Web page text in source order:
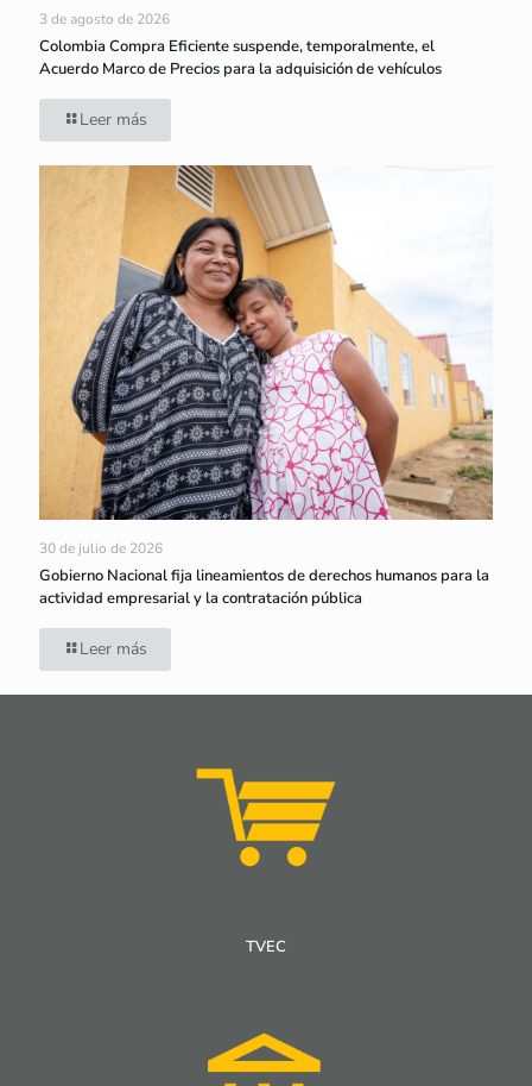
3 de agosto de 2026
Colombia Compra Eficiente suspende, temporalmente, el
Acuerdo Marco de Precios para la adquisición de vehículos
Leer más
30 de julio de 2026
Gobierno Nacional fija lineamientos de derechos humanos para la
actividad empresarial y la contratación pública
Leer más
TVEC